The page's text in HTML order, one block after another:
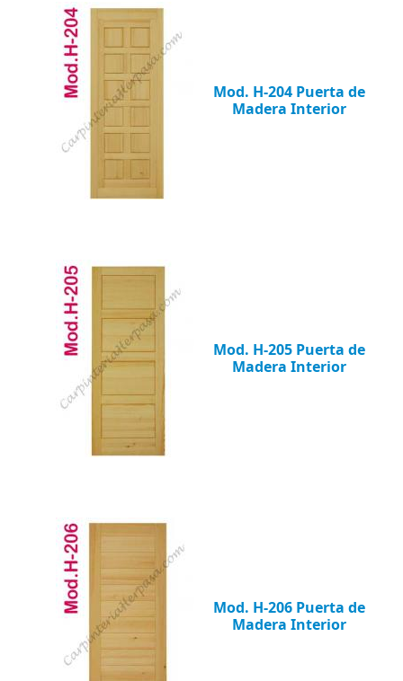
Mod. H-204 Puerta de
Madera Interior
Mod. H-205 Puerta de
Madera Interior
Mod. H-206 Puerta de
Madera Interior